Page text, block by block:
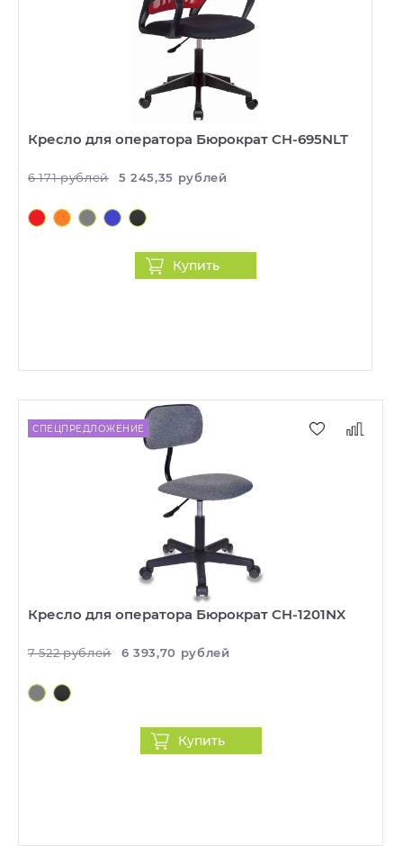
Кресло для оператора Бюрократ CH-695NLT
6 171 рублей 5 245,35 рублей
Купить
СПЕЦПРЕДЛОЖЕНИЕ
Кресло для оператора Бюрократ CH-1201NX
7 522 рублей 6 393,70 рублей
Купить